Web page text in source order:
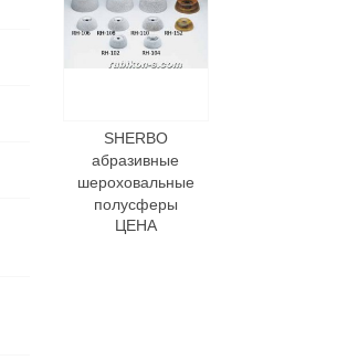
SHERBO
абразивные
шероховальные
полусферы
ЦЕНА